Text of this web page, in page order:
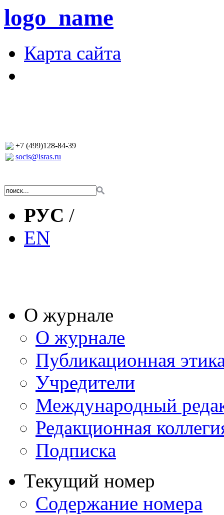
logo_name
Карта сайта
+7 (499)128-84-39
socis@isras.ru
РУС /
EN
О журнале
О журнале
Публикационная
Учредители
Международный
Редакционная
Подписка
Текущий номер
Содержание номера